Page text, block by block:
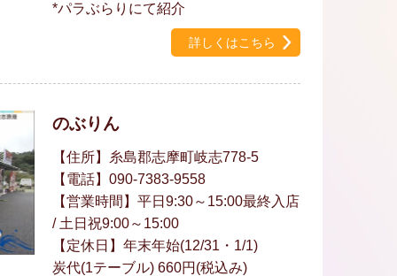
*パラぶらりにて紹介
詳しくはこちら
のぶりん
【住所】糸島郡志摩町岐志778-5
【電話】090-7383-9558
【営業時間】平日9:30～15:00最終入店
/ 土日祝9:00～15:00
【定休日】年末年始(12/31・1/1)
炭代(1テーブル) 660円(税込み)